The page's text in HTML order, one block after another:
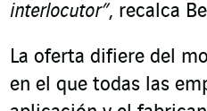
interlocutor”, recalca
La oferta difiere del
en el que todas las